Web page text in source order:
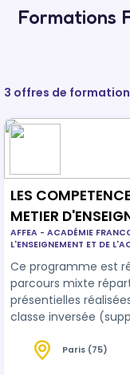
Formations
3 offres de
LES
METIER
AFFEA - ACADÉMIE
L'ENSEIGNEMENT ET DE
Ce programme est
parcours mixte
présentielles
classe inversée
une supervision en
Paris (75)